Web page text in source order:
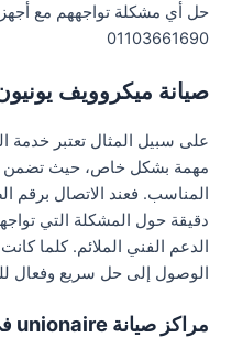
حل أي مشكلة تواجههم مع
01103661690
صيانة ميكروويف
على سبيل المثال تعتبر خدمة
مهمة بشكل خاص، حيث تضمن
المناسب. فعند الاتصال برقم
دقيقة حول المشكلة التي
الدعم الفني الملائم. كلما
الوصول إلى حل سريع وفعال للمشكلة.
مراكز صيانة unionaire في الرحاب